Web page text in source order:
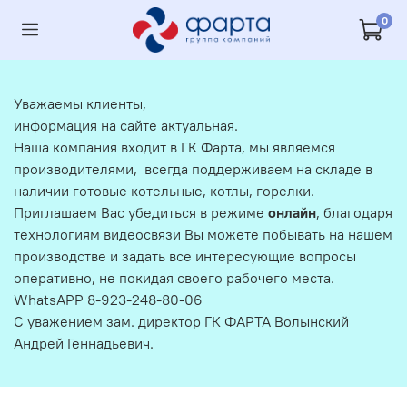
0
Уважаемы клиенты,
информация на сайте актуальная.
Наша компания входит в ГК Фарта, мы являемся
производителями, всегда поддерживаем на складе в
наличии готовые котельные, котлы, горелки.
Приглашаем Вас убедиться в режиме онлайн, благодаря
технологиям видеосвязи Вы можете побывать на нашем
производстве и задать все интересующие вопросы
оперативно, не покидая своего рабочего места.
WhatsAPP 8-923-248-80-06
С уважением зам. директор ГК ФАРТА Волынский
Андрей Геннадьевич.